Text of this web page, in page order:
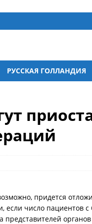
РУССКАЯ ГОЛЛАНДИЯ
придется
если число пациентов
представителей